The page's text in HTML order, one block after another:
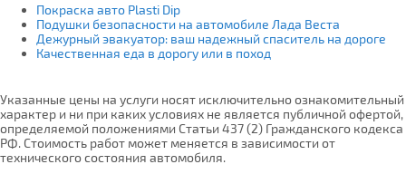
Покраска авто Plasti Dip
Подушки безопасности на автомобиле Лада Веста
Дежурный эвакуатор: ваш надежный спаситель на дороге
Качественная еда в дорогу или в поход
Указанные цены на услуги носят исключительно ознакомительный
характер и ни при каких условиях не является публичной офертой,
определяемой положениями Статьи 437 (2) Гражданского кодекса
РФ. Стоимость работ может меняется в зависимости от
технического состояния автомобиля.